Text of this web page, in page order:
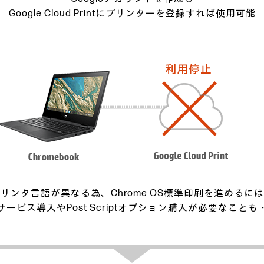
Google Cloud Printにプリンターを登録すれば使用可能
ンタ言語が異なる為、Chrome OS標準印刷を進めるには
ービス導入やPost Scriptオプション購入が必要なことも